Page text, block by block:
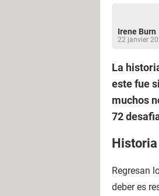
Irene Burn
22 janvier
La
este fue
muchos
72
Historia
Regresan
deber es